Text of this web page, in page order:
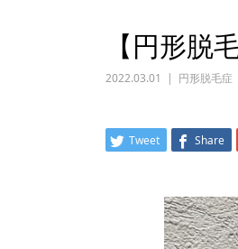
【円形脱
2022.03.01 円形脱毛症
Tweet Share